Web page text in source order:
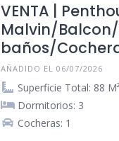
VENTA |
Malvin/
baños/
AÑADIDO EL 06/07/2026
Superficie Total: 88 M²
Dormitorios: 3
Cocheras: 1